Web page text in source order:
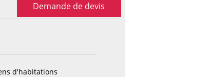
Demande de devis
d'habitations